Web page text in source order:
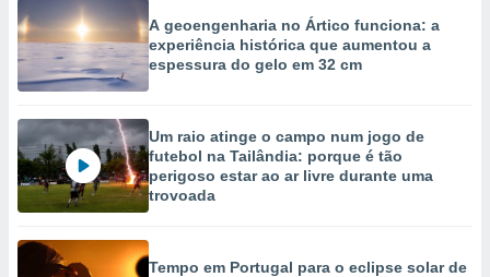
A geoengenharia no Ártico funciona: a
experiência histórica que aumentou a
espessura do gelo em 32 cm
Um raio atinge o campo num jogo de
futebol na Tailândia: porque é tão
perigoso estar ao ar livre durante uma
trovoada
Tempo em Portugal para o eclipse solar de